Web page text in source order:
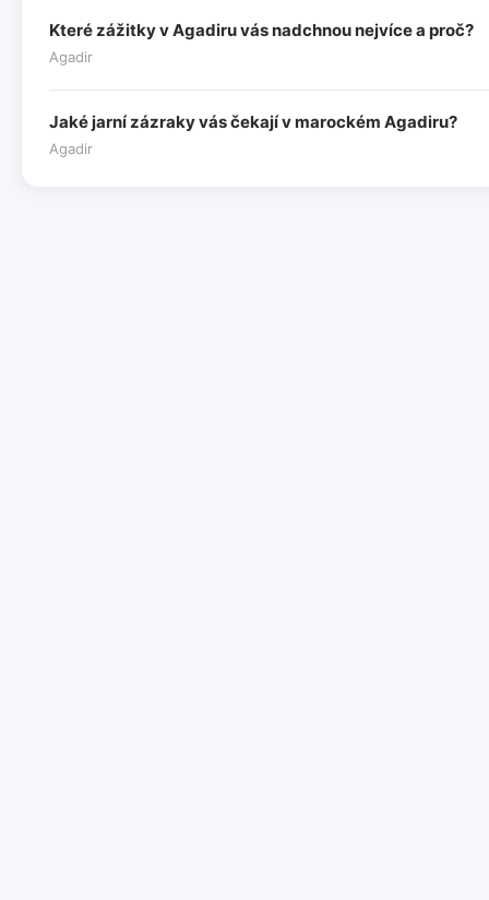
Které zážitky v Agadiru vás nadchnou nejvíce a proč?
Agadir
Jaké jarní zázraky vás čekají v marockém Agadiru?
Agadir